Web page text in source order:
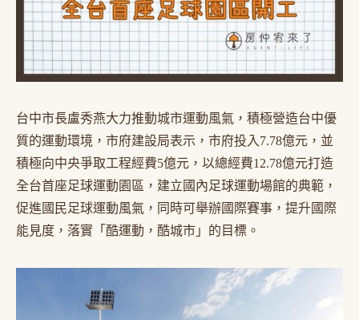
台中市長盧秀燕大力推動城市運動風氣，積極營造台中優
質的運動環境，市府建設局表示，市府投入7.78億元，並
積極向中央爭取工程經費5億元，以總經費12.78億元打造
全台首座足球運動園區，建立國內足球運動場館的典範，
促進國民足球運動風氣，同時可舉辦國際賽事，提升國際
能見度，落實「酷運動，酷城市」的目標。